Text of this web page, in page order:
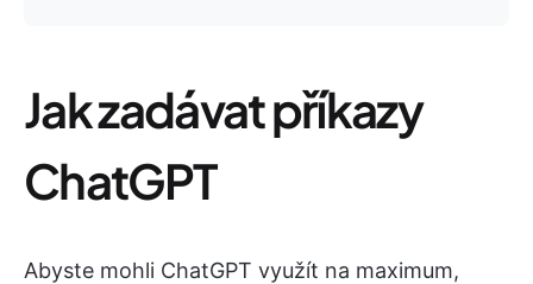
Jak zadávat příkazy
ChatGPT
Abyste mohli ChatGPT využít na maximum,